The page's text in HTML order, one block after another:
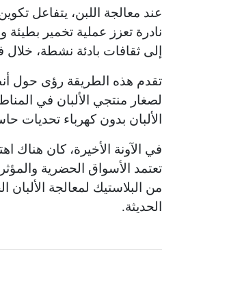
عند معالجة اللبن، يتفاعل
نادرة تعزز عملية تخمير
إلى ثقافات بادئة نشطة، خلال فترة
تقدم هذه الطريقة رؤى حول
لصغار منتجي الألبان في
الألبان بدون كهرباء تحديات
في الآونة الأخيرة، كان هناك
تعتمد الأسواق الحضرية
من البلاستيك لمعالجة الألبان
الحديثة.